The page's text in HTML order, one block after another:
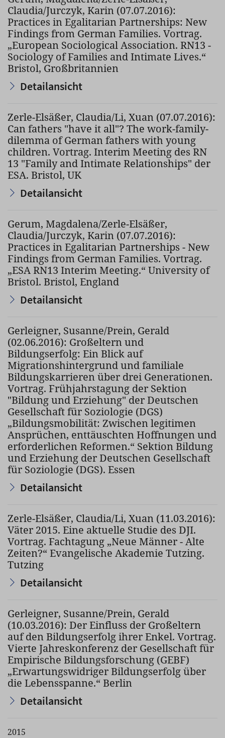
Claudia/Jurczyk, Karin (07.07.2016):
Practices in Egalitarian Partnerships: New
Findings from German Families. Vortrag.
„European Sociological Association. RN13 -
Sociology of Families and Intimate Lives.“
Bristol, Großbritannien
Detailansicht
Zerle-Elsäßer, Claudia/Li, Xuan (07.07.2016):
Can fathers "have it all"? The work-family-
dilemma of German fathers with young
children. Vortrag. Interim Meeting des RN
13 "Family and Intimate Relationships" der
ESA. Bristol, UK
Detailansicht
Gerum, Magdalena/Zerle-Elsäßer,
Claudia/Jurczyk, Karin (07.07.2016):
Practices in Egalitarian Partnerships - New
Findings from German Families. Vortrag.
„ESA RN13 Interim Meeting.“ University of
Bristol. Bristol, England
Detailansicht
Gerleigner, Susanne/Prein, Gerald
(02.06.2016): Großeltern und
Bildungserfolg: Ein Blick auf
Migrationshintergrund und familiale
Bildungskarrieren über drei Generationen.
Vortrag. Frühjahrstagung der Sektion
"Bildung und Erziehung" der Deutschen
Gesellschaft für Soziologie (DGS)
„Bildungsmobilität: Zwischen legitimen
Ansprüchen, enttäuschten Hoffnungen und
erforderlichen Reformen.“ Sektion Bildung
und Erziehung der Deutschen Gesellschaft
für Soziologie (DGS). Essen
Detailansicht
Zerle-Elsäßer, Claudia/Li, Xuan (11.03.2016):
Väter 2015. Eine aktuelle Studie des DJI.
Vortrag. Fachtagung „Neue Männer - Alte
Zeiten?“ Evangelische Akademie Tutzing.
Tutzing
Detailansicht
Gerleigner, Susanne/Prein, Gerald
(10.03.2016): Der Einfluss der Großeltern
auf den Bildungserfolg ihrer Enkel. Vortrag.
Vierte Jahreskonferenz der Gesellschaft für
Empirische Bildungsforschung (GEBF)
„Erwartungswidriger Bildungserfolg über
die Lebensspanne.“ Berlin
Detailansicht
2015